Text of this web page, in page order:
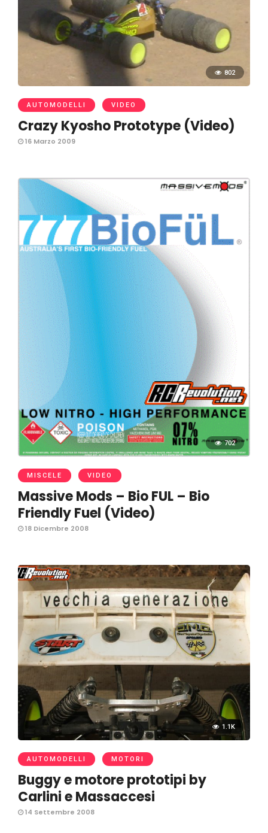
802
AUTOMODELLI VIDEO
Crazy Kyosho Prototype (Video)
16 Marzo 2009
702
MISCELE VIDEO
Massive Mods – Bio FUL – Bio
Friendly Fuel (Video)
18 Dicembre 2008
1.1K
AUTOMODELLI MOTORI
Buggy e motore prototipi by
Carlini e Massaccesi
14 Settembre 2008